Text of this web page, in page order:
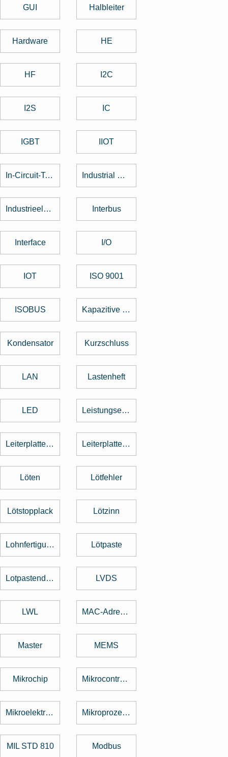
GUI Halbleiter
Hardware HE
HF I2C
I2S IC
IGBT IIOT
In-Circuit-Test Industrial Design
Industrieelektronik Interbus
Interface I/O
IOT ISO 9001
ISOBUS Kapazitive Tasten
Kondensator Kurzschluss
LAN Lastenheft
LED Leistungselektronik
Leiterplattenbestückung Leiterplattenentflechtung
Löten Lötfehler
Lötstopplack Lötzinn
Lohnfertigung Lötpaste
Lotpastendruck LVDS
LWL MAC-Adresse
Master MEMS
Mikrochip Mikrocontroller
Mikroelektronik Mikroprozessor
MIL STD 810 Modbus